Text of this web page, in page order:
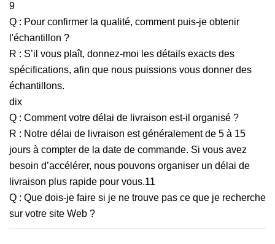
9
Q : Pour confirmer la qualité, comment puis-je obtenir
l'échantillon ?
R : S’il vous plaît, donnez-moi les détails exacts des
spécifications, afin que nous puissions vous donner des
échantillons.
dix
Q : Comment votre délai de livraison est-il organisé ?
R : Notre délai de livraison est généralement de 5 à 15
jours à compter de la date de commande. Si vous avez
besoin d’accélérer, nous pouvons organiser un délai de
livraison plus rapide pour vous.11
Q : Que dois-je faire si je ne trouve pas ce que je recherche
sur votre site Web ?